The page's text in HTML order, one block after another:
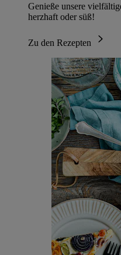
Genieße unsere
herzhaft oder süß!
Zu den Rezepten